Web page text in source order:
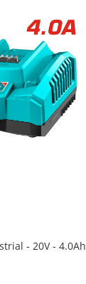
- 20V - 4.0Ah